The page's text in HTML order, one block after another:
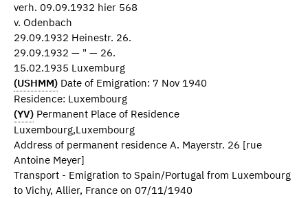
verh. 09.09.1932 hier 568
v. Odenbach
29.09.1932 Heinestr. 26.
29.09.1932 — " — 26.
15.02.1935 Luxemburg
(USHMM) Date of Emigration: 7 Nov 1940
Residence: Luxembourg
(YV) Permanent Place of Residence
Luxembourg,Luxembourg
Address of permanent residence A. Mayerstr. 26 [rue
Antoine Meyer]
Transport - Emigration to Spain/Portugal from Luxembourg
to Vichy, Allier, France on 07/11/1940